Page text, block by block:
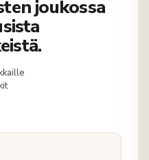
joukossa